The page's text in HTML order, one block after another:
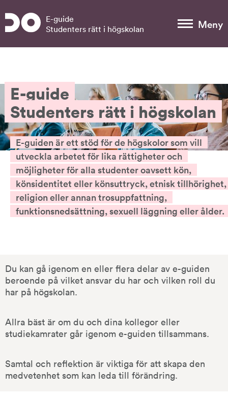
E-guide
Studenters rätt i högskolan
Meny
E-guide
Studenters rätt i högskolan
E-guiden är ett stöd för de högskolor som vill
utveckla arbetet för lika rättigheter och
möjligheter för alla studenter oavsett kön,
könsidentitet eller könsuttryck, etnisk tillhörighet,
religion eller annan trosuppfattning,
funktionsnedsättning, sexuell läggning eller ålder.
Du kan gå igenom en eller flera delar av e-guiden
beroende på vilket ansvar du har och vilken roll du
har på högskolan.
Allra bäst är om du och dina kollegor eller
studiekamrater går igenom e-guiden tillsammans.
Samtal och reflektion är viktiga för att skapa den
medvetenhet som kan leda till förändring.